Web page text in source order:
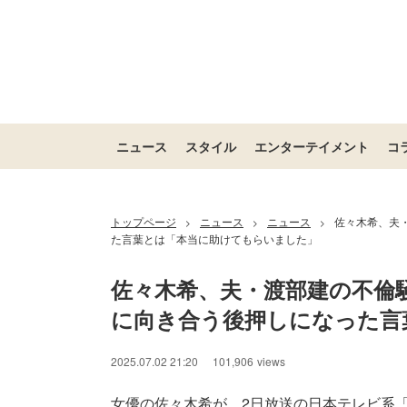
ニュース スタイル エンターテイメント コ
トップページ > ニュース > ニュース >
佐々木希、夫
た言葉とは「本当に助けてもらいました」
佐々木希、夫・渡部建の不
に向き合う後押しになった
2025.07.02 21:20 101,906 views